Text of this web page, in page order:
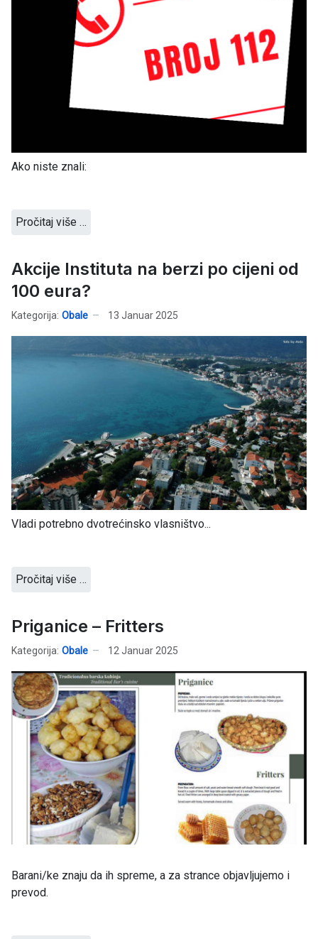
Ako niste znali:
Pročitaj više …
Akcije Instituta na berzi po cijeni od
100 eura?
Kategorija: Obale 13 Januar 2025
Vladi potrebno dvotrećinsko vlasništvo...
Pročitaj više …
Priganice – Fritters
Kategorija: Obale 12 Januar 2025
Barani/ke znaju da ih spreme, a za strance objavljujemo i
prevod.